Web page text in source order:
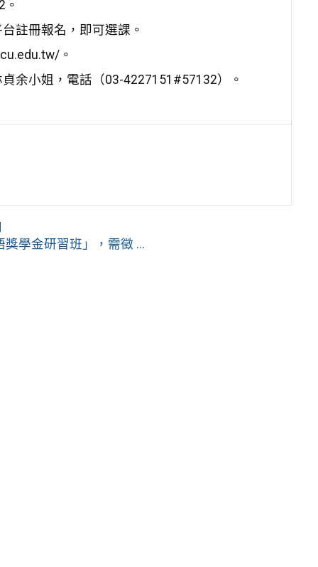
註冊報名，即可選課。
。
余小姐，電話（03-4227151#57132）。
學金研習班」，需徵 ...